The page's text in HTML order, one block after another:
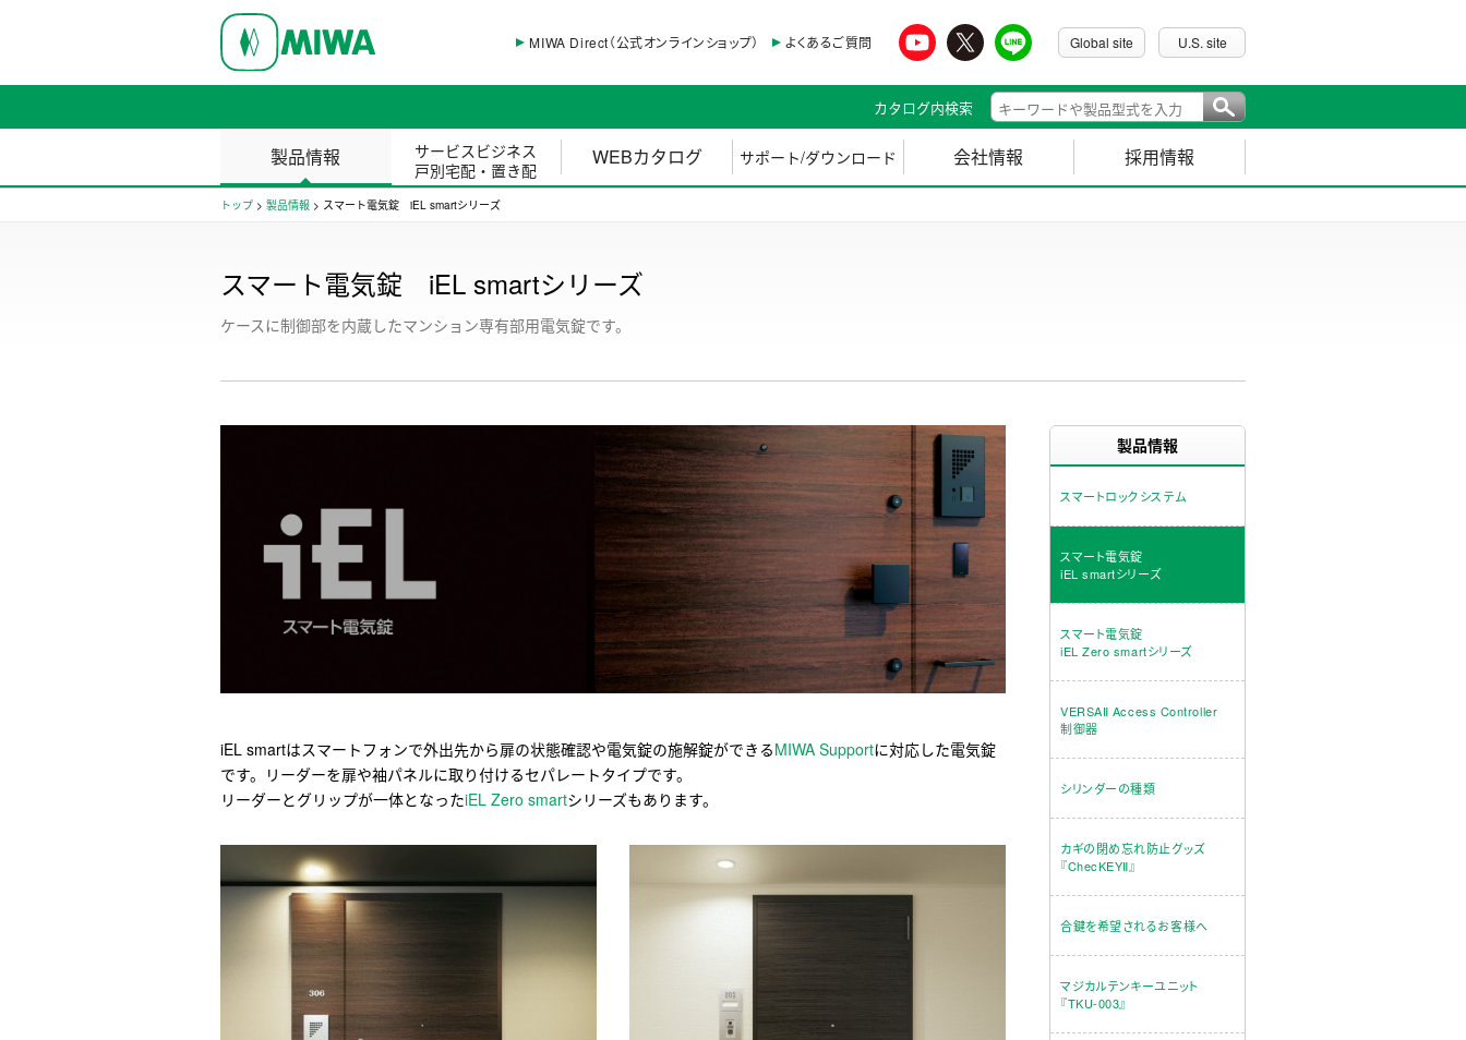
MIWA Direct（公式オンラインショップ） よくあるご質問 Global site U.S. site
カタログ内検索
製品情報
サービスビジネス
戸別宅配・置き配
WEBカタログ サポート/ダウンロード 会社情報 採用情報
トップ > 製品情報 > スマート電気錠 iEL smartシリーズ
スマート電気錠 iEL smartシリーズ
ケースに制御部を内蔵したマンション専有部用電気錠です。
iEL smartはスマートフォンで外出先から扉の状態確認や電気錠の施解錠ができるMIWA Supportに対応した電気錠
です。リーダーを扉や袖パネルに取り付けるセパレートタイプです。
リーダーとグリップが一体となったiEL Zero smartシリーズもあります。
製品情報
スマートロックシステム
スマート電気錠
iEL smartシリーズ
スマート電気錠
iEL Zero smartシリーズ
VERSAⅡ Access Controller
制御器
シリンダーの種類
カギの閉め忘れ防止グッズ
『ChecKEYⅡ』
合鍵を希望されるお客様へ
マジカルテンキーユニット
『TKU-003』